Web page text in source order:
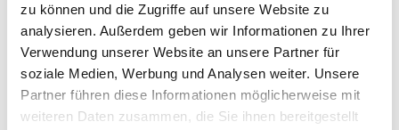
zu können und die Zugriffe auf unsere Website zu
analysieren. Außerdem geben wir Informationen zu Ihrer
Verwendung unserer Website an unsere Partner für
soziale Medien, Werbung und Analysen weiter. Unsere
Partner führen diese Informationen möglicherweise mit
weiteren Daten zusammen, die Sie ihnen bereitgestellt
Schnelle Bewerbung Neu! Bienstädt
Oberarzt Anästhesiologie
strukturierte Einarbeitung im
Großraum Thüringen - RefNr. 29905
HiPo Executive Ärztevermittlung
Neu!